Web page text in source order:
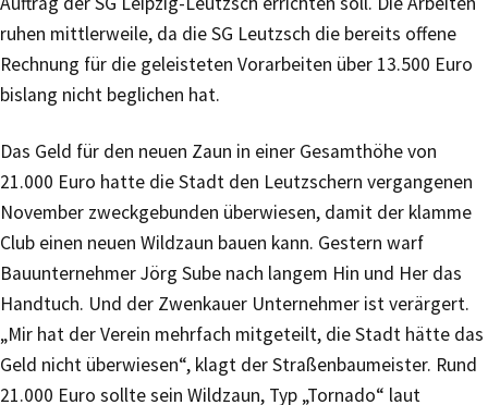
ruhen mittlerweile, da die SG Leutzsch die bereits offene
Rechnung für die geleisteten Vorarbeiten über 13.500 Euro
bislang nicht beglichen hat.
Das Geld für den neuen Zaun in einer Gesamthöhe von
21.000 Euro hatte die Stadt den Leutzschern vergangenen
November zweckgebunden überwiesen, damit der klamme
Club einen neuen Wildzaun bauen kann. Gestern warf
Bauunternehmer Jörg Sube nach langem Hin und Her das
Handtuch. Und der Zwenkauer Unternehmer ist verärgert.
„Mir hat der Verein mehrfach mitgeteilt, die Stadt hätte das
Geld nicht überwiesen“, klagt der Straßenbaumeister. Rund
21.000 Euro sollte sein Wildzaun, Typ „Tornado“ laut